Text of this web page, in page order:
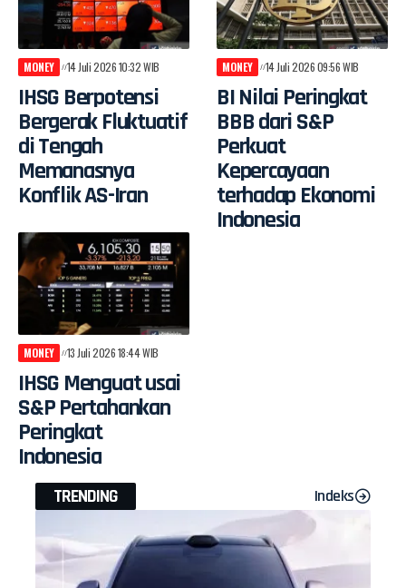
MONEY 14 Juli 2026 10:32 WIB
IHSG Berpotensi
Bergerak Fluktuatif
di Tengah
Memanasnya
Konflik AS-Iran
MONEY 14 Juli 2026 09:56 WIB
BI Nilai Peringkat
BBB dari S&P
Perkuat
Kepercayaan
terhadap Ekonomi
Indonesia
MONEY 13 Juli 2026 18:44 WIB
IHSG Menguat usai
S&P Pertahankan
Peringkat
Indonesia
TRENDING Indeks